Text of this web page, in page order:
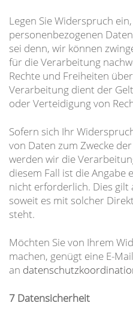
Legen Sie Widerspruch
personenbezogenen
sei denn, wir können
für die Verarbeitung
Rechte und Freiheiten
Verarbeitung dient der
oder Verteidigung von
Sofern sich Ihr
von Daten zum Zwecke
werden wir die
diesem Fall ist die
nicht erforderlich. Dies gilt
soweit es mit solcher
steht.
Möchten Sie von Ihrem
machen, genügt eine E-Mail
an
7 Datensicherheit